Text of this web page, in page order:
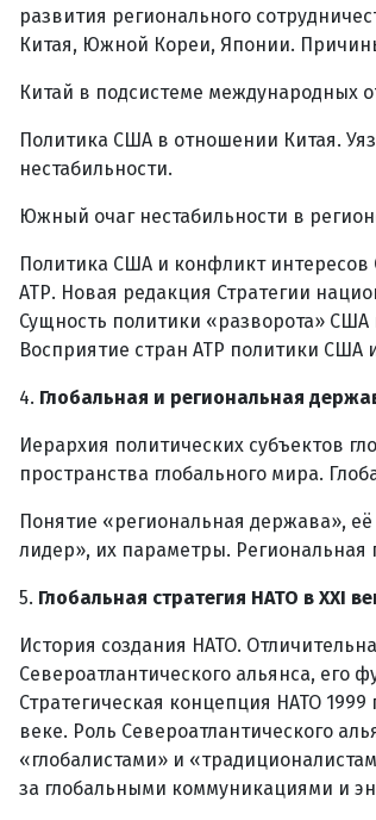
развития регионального
Китая, Южной Кореи, Японии.
Китай в подсистеме международных
Политика США в отношении Китая.
нестабильности.
Южный очаг нестабильности в
Политика США и конфликт
АТР. Новая редакция Стратегии
Сущность политики «разворота»
Восприятие стран АТР политики США
4. Глобальная и региональная
Иерархия политических субъектов
пространства глобального мира.
Понятие «региональная держава»,
лидер», их параметры.
5. Глобальная стратегия НАТО в XXI
История создания НАТО.
Североатлантического альянса,
Стратегическая концепция НАТО
веке. Роль Североатлантического
«глобалистами» и
за глобальными коммуникациями и